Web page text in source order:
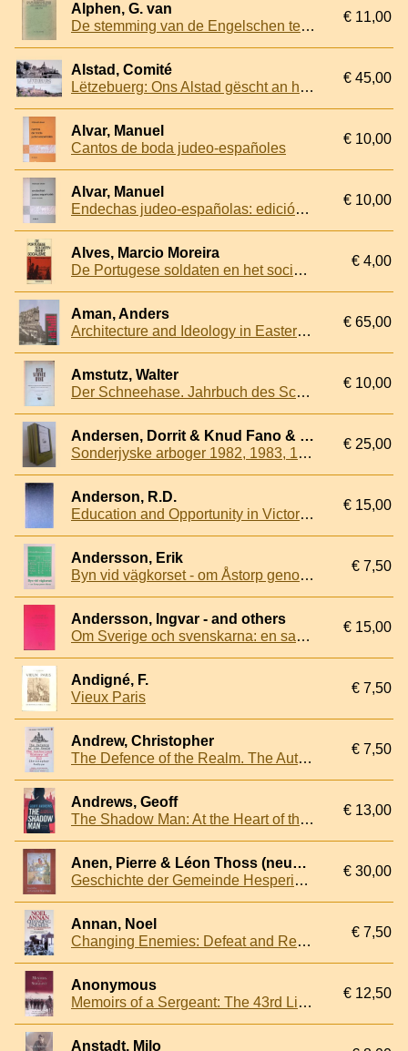
Alphen, G. van
De stemming van de Engelschen tegen de Hollanders in Engeland tijdens de regeering van den Koning-Stadhouder Willem III 1688-1702
€ 11,00
Alstad, Comité
Lëtzebuerg: Ons Alstad gëscht an haut
€ 45,00
Alvar, Manuel
Cantos de boda judeo-españoles
€ 10,00
Alvar, Manuel
Endechas judeo-españolas: edición refundida
€ 10,00
Alves, Marcio Moreira
De Portugese soldaten en het socialisme
€ 4,00
Aman, Anders
Architecture and Ideology in Eastern Europe During the Stalin Era: An Aspect of Cold War History
€ 65,00
Amstutz, Walter
Der Schneehase. Jahrbuch des Schweizerischen Akademischen Ski-Club: Band 3, No. 10, 1936
€ 10,00
Andersen, Dorrit & Knud Fano & H.P. Jensen &
Sonderjyske arboger 1982, 1983, 1984 (3 volumes)
€ 25,00
Anderson, R.D.
Education and Opportunity in Victorian Scotland: Schools & Universities
€ 15,00
Andersson, Erik
Byn vid vägkorset - om Åstorp genom tiderna
€ 7,50
Andersson, Ingvar - and others
Om Sverige och svenskarna: en samling uppsatser och texter för undervisning i svenska för utlänningar sammanställd
€ 15,00
Andigné, F.
Vieux Paris
€ 7,50
Andrew, Christopher
The Defence of the Realm. The Authorized History of MI5
€ 7,50
Andrews, Geoff
The Shadow Man: At the Heart of the Cambridge Spy Circle
€ 13,00
Anen, Pierre & Léon Thoss (neubearbeitet von)
Geschichte der Gemeinde Hesperingen
€ 30,00
Annan, Noel
Changing Enemies: Defeat and Regeneration: Defeat and Regeneration of Germany
€ 7,50
Anonymous
Memoirs of a Sergeant: The 43rd Light Infantry During the Peninsular War
€ 12,50
Anstadt, Milo